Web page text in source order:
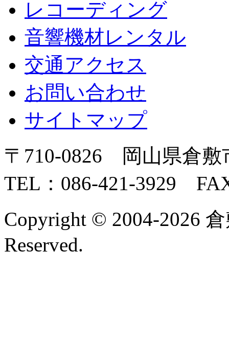
レコーディング
音響機材レンタル
交通アクセス
お問い合わせ
サイトマップ
〒710-0826 岡山県倉敷
TEL：086-421-3929
Copyright © 2004-2026
Reserved.